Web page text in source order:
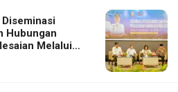
Hubungan
Melalui